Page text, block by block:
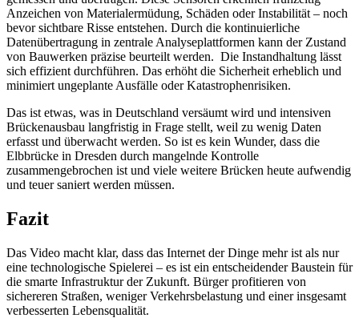
Anzeichen von Materialermüdung, Schäden oder Instabilität – noch
bevor sichtbare Risse entstehen. Durch die kontinuierliche
Datenübertragung in zentrale Analyseplattformen kann der Zustand
von Bauwerken präzise beurteilt werden. Die Instandhaltung lässt
sich effizient durchführen. Das erhöht die Sicherheit erheblich und
minimiert ungeplante Ausfälle oder Katastrophenrisiken.
Das ist etwas, was in Deutschland versäumt wird und intensiven
Brückenausbau langfristig in Frage stellt, weil zu wenig Daten
erfasst und überwacht werden. So ist es kein Wunder, dass die
Elbbrücke in Dresden durch mangelnde Kontrolle
zusammengebrochen ist und viele weitere Brücken heute aufwendig
und teuer saniert werden müssen.
Fazit
Das Video macht klar, dass das Internet der Dinge mehr ist als nur
eine technologische Spielerei – es ist ein entscheidender Baustein für
die smarte Infrastruktur der Zukunft. Bürger profitieren von
sichereren Straßen, weniger Verkehrsbelastung und einer insgesamt
verbesserten Lebensqualität.